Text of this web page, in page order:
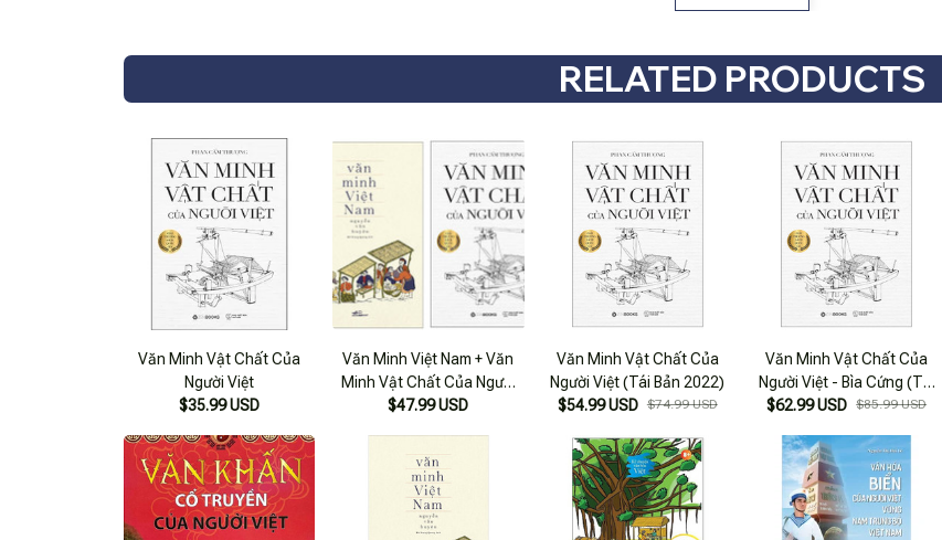
RELATED PRODUCTS
Văn Minh Vật Chất Của
Người Việt
$35.99 USD
Văn Minh Việt Nam + Văn
Minh Vật Chất Của Người
Việt
$47.99 USD
Văn Minh Vật Chất Của
Người Việt (Tái Bản 2022)
$54.99 USD $74.99 USD
Văn Minh Vật Chất Của
Người Việt - Bìa Cứng (Tái
Bản 2022)
$62.99 USD $85.99 USD